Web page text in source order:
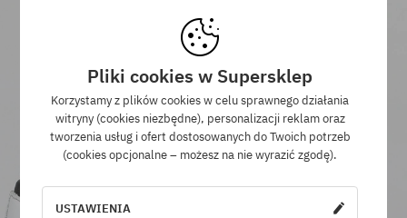
Pliki cookies w Supersklep
Korzystamy z plików cookies w celu sprawnego działania
witryny (cookies niezbędne), personalizacji reklam oraz
tworzenia usług i ofert dostosowanych do Twoich potrzeb
(cookies opcjonalne – możesz na nie wyrazić zgodę).
USTAWIENIA